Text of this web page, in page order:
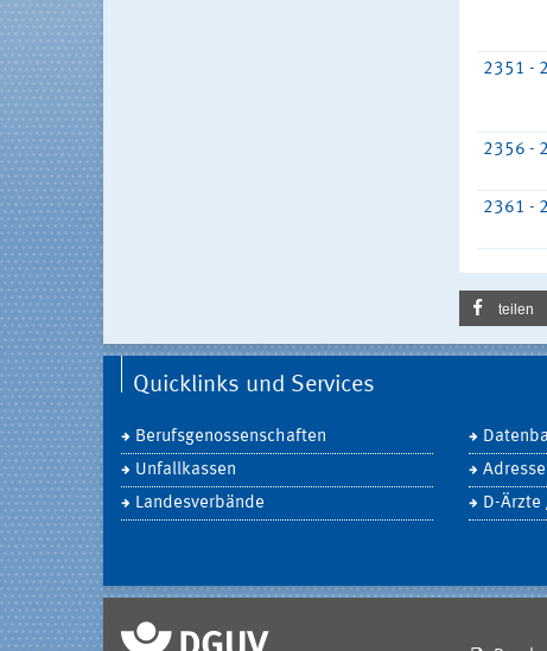
2351 -
2356 -
2361 -
teilen
Quicklinks und Services
Berufsgenossenschaften
Unfallkassen
Landesverbände
D-Ärzte